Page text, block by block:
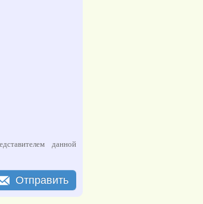
данной
Отправить